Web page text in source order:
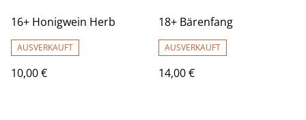
16+ Honigwein Herb
AUSVERKAUFT
10,00 €
18+ Bärenfang
AUSVERKAUFT
14,00 €